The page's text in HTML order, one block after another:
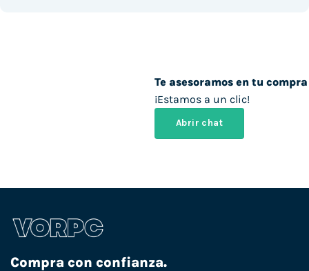
Te asesoramos en tu compra
¡Estamos a un clic!
Abrir chat
Compra con confianza.